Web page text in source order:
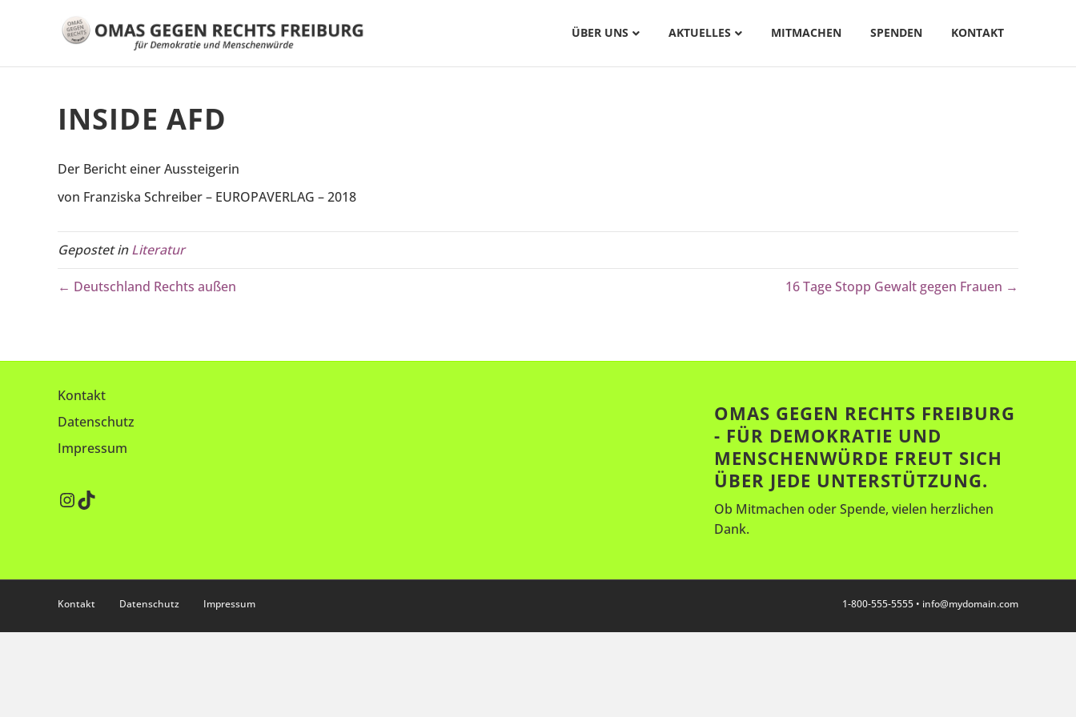
ÜBER UNS AKTUELLES MITMACHEN SPENDEN KONTAKT
INSIDE AFD
Der Bericht einer Aussteigerin
von Franziska Schreiber – EUROPAVERLAG – 2018
Gepostet inLiteratur
← Deutschland Rechts außen 16 Tage Stopp Gewalt gegen Frauen →
Kontakt
Datenschutz
Impressum
Instagram
TikTok
OMAS GEGEN RECHTS FREIBURG
- FÜR DEMOKRATIE UND
MENSCHENWÜRDE FREUT SICH
ÜBER JEDE UNTERSTÜTZUNG.
Ob Mitmachen oder Spende, vielen herzlichen
Dank.
Kontakt Datenschutz Impressum 1-800-555-5555 • info@mydomain.com